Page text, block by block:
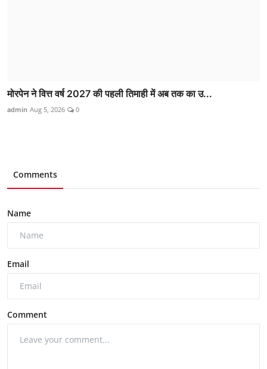
मोरपेन ने वित्त वर्ष 2027 की पहली तिमाही में अब तक का उ...
admin Aug 5, 2026 0
Comments
Name
Email
Comment